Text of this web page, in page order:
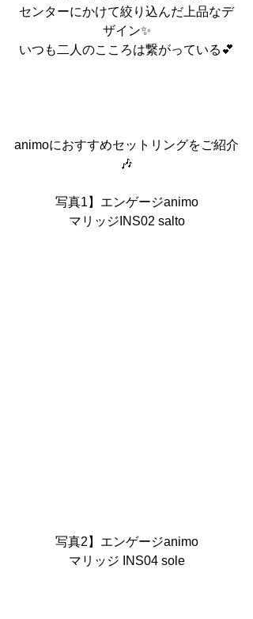
センターにかけて絞り込んだ上品なデ
ザイン✨
いつも二人のこころは繋がっている💕
animoにおすすめセットリングをご紹介
🎶
写真1】エンゲージanimo
マリッジINS02 salto
写真2】エンゲージanimo
マリッジ INS04 sole